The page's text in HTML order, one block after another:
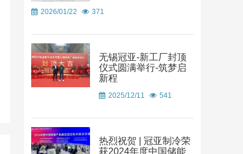
2026/01/22 371
无锡冠亚-新工厂封顶
仪式圆满举行-筑梦启
新程
2025/12/11 541
热烈祝贺 | 冠亚制冷荣
获2024年度中国储能